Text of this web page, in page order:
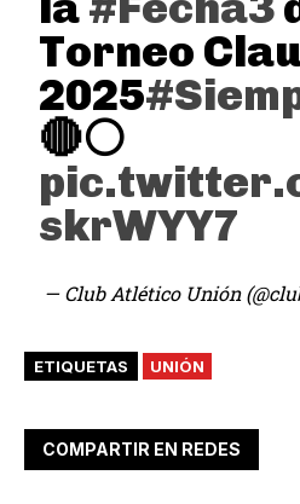
Torneo
2025
🔴⚪
skrWYY7
— Club Atlético Unión
ETIQUETAS UNIÓN
COMPARTIR EN REDES